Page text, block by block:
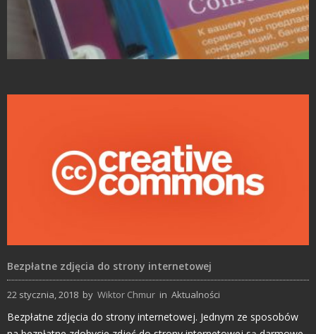
Bezpłatne zdjęcia do strony internetowej
22 stycznia, 2018 by Wiktor Chmur in Aktualności
Bezpłatne zdjęcia do strony internetowej. Jednym ze sposobów